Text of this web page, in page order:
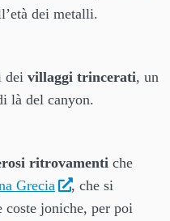
dei metalli.
dei villaggi trincerati, un
là del canyon.
ritrovamenti che
Grecia
, che si
joniche, per poi